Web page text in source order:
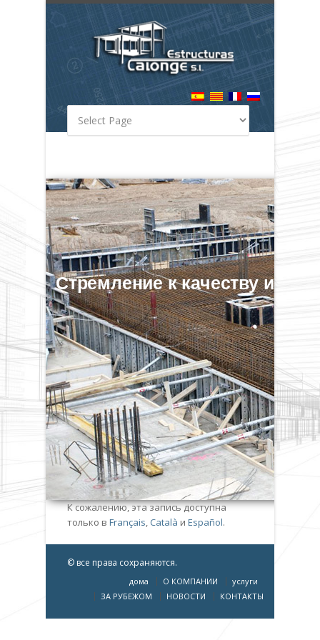
Стремление к качеству и
К сожалению, эта запись доступна
только в Français, Català и Español.
© все права сохраняются.
дома О КОМПАНИИ
услуги
ЗА РУБЕЖОМ
НОВОСТИ КОНТАКТЫ